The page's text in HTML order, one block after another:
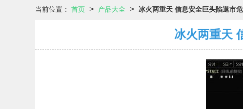
当前位置： 首页 > 产品大全 > 冰火两重天 信息安全巨头陷退市
冰火两重天